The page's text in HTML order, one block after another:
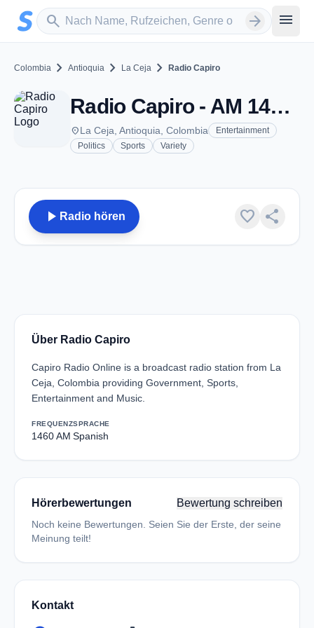
Zum Hauptinhalt springen
search
Sender suchen arrow_forward menu
Colombia chevron_right Antioquia chevron_right La Ceja chevron_right Radio Capiro
Radio Capiro - AM 1460 - La Ceja
placeLa Ceja, Antioquia, Colombia
Entertainment
Politics
Sports Variety
play_arrow Radio hören favorite share
Über Radio Capiro
Capiro Radio Online is a broadcast radio station from La
Ceja, Colombia providing Government, Sports,
Entertainment and Music.
FREQUENZ
1460 AM
SPRACHE
Spanish
Hörerbewertungen Bewertung schreiben
Noch keine Bewertungen. Seien Sie der Erste, der seine
Meinung teilt!
Kontakt